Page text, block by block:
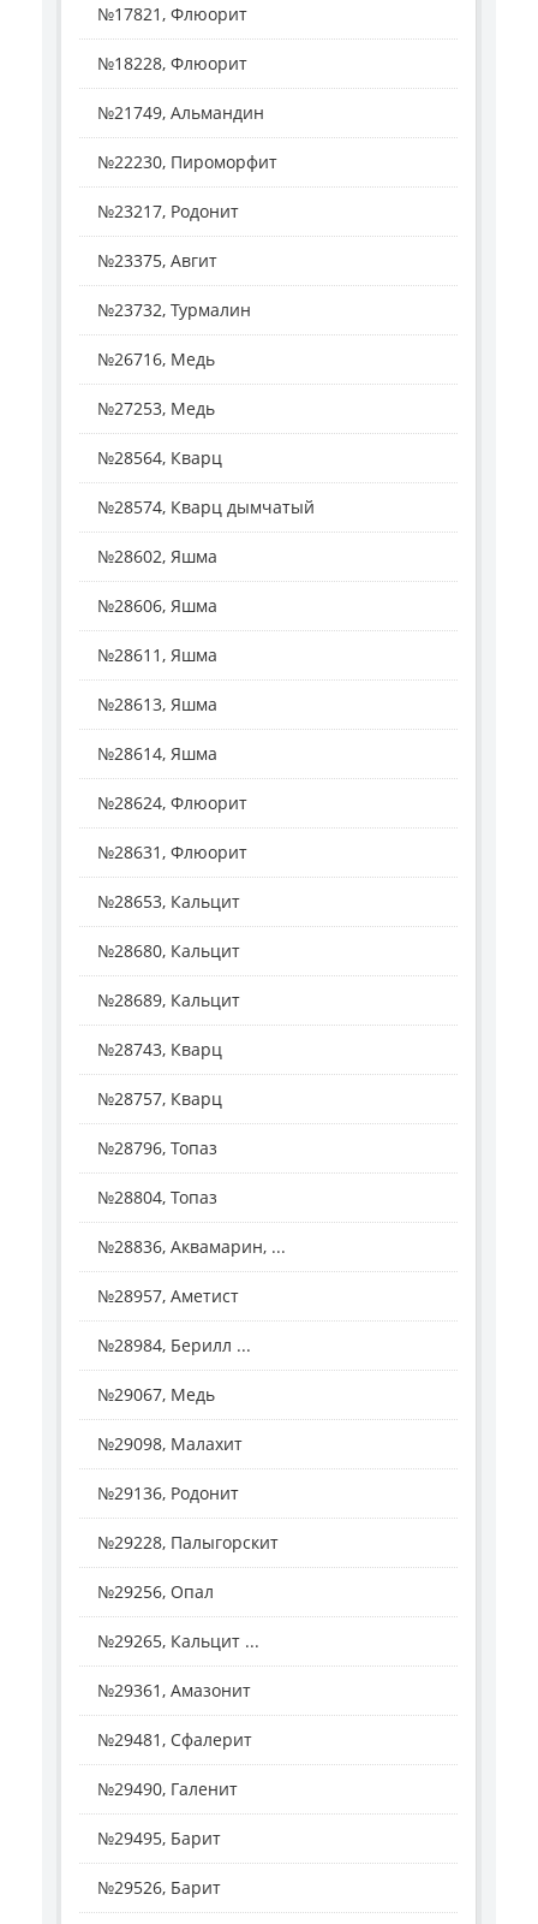
№17821, Флюорит
№18228, Флюорит
№21749, Альмандин
№22230, Пироморфит
№23217, Родонит
№23375, Авгит
№23732, Турмалин
№26716, Медь
№27253, Медь
№28564, Кварц
№28574, Кварц дымчатый
№28602, Яшма
№28606, Яшма
№28611, Яшма
№28613, Яшма
№28614, Яшма
№28624, Флюорит
№28631, Флюорит
№28653, Кальцит
№28680, Кальцит
№28689, Кальцит
№28743, Кварц
№28757, Кварц
№28796, Топаз
№28804, Топаз
№28836, Аквамарин, ...
№28957, Аметист
№28984, Берилл ...
№29067, Медь
№29098, Малахит
№29136, Родонит
№29228, Палыгорскит
№29256, Опал
№29265, Кальцит ...
№29361, Амазонит
№29481, Сфалерит
№29490, Галенит
№29495, Барит
№29526, Барит